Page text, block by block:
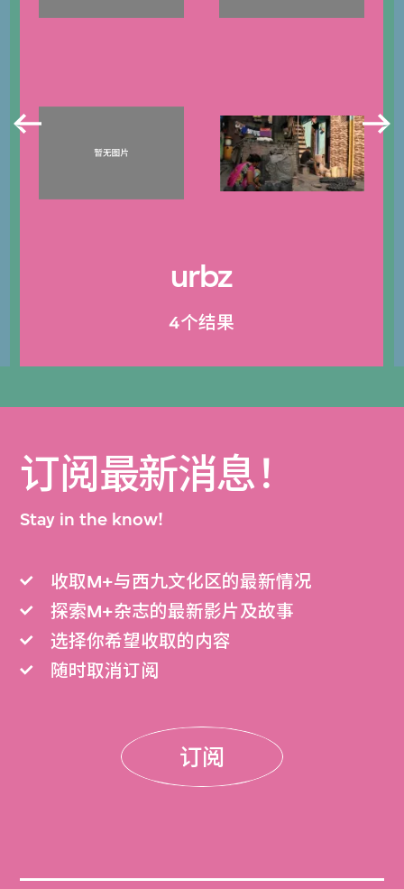
urbz
4个结果
订阅最新消息！
Stay in the know!
收取M+与西九文化区的最新情况
探索M+杂志的最新影片及故事
选择你希望收取的内容
随时取消订阅
订阅